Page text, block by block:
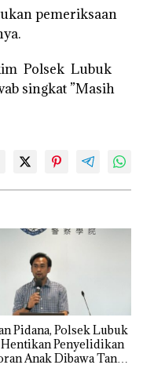
pemeriksaan
Polsek Lubuk
singkat ”Masih
Pidana, Polsek Lubuk
Hentikan Penyelidikan
Anak Dibawa Tanpa